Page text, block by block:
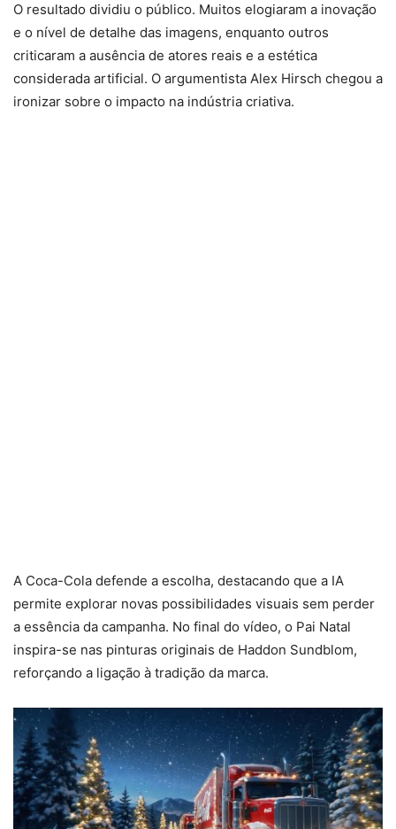
O resultado dividiu o público. Muitos elogiaram a inovação
e o nível de detalhe das imagens, enquanto outros
criticaram a ausência de atores reais e a estética
considerada artificial. O argumentista Alex Hirsch chegou a
ironizar sobre o impacto na indústria criativa.
A Coca-Cola defende a escolha, destacando que a IA
permite explorar novas possibilidades visuais sem perder
a essência da campanha. No final do vídeo, o Pai Natal
inspira-se nas pinturas originais de Haddon Sundblom,
reforçando a ligação à tradição da marca.